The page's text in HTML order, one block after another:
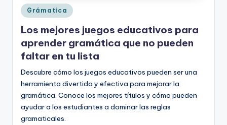
fí
a
y
e
d
u
c
Publicado
en
Grámatica
Los mejores juegos educativos para
aprender gramática que no pueden
faltar en tu lista
Descubre cómo los juegos educativos pueden ser una
herramienta divertida y efectiva para mejorar la
gramática. Conoce los mejores títulos y cómo pueden
ayudar a los estudiantes a dominar las reglas
gramaticales.